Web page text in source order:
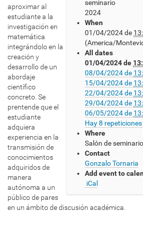
t
p
s
:
/
/
w
w
w
.
c
m
a
t
.
e
d
u
.
u
y
seminario
2024
When
01/04/2024de
(America/
All dates
01/04/2024de
08/04/2024de
15/04/2024de
22/04/2024de
29/04/2024de
06/05/2024de
Hay 8
Where
Salón de
Contact
Gonzalo Tornaria
Add event to
iCal
aproximar al
estudiante a la
investigación en
matemática
integrándolo en la
creación y
desarrollo de un
abordaje
científico
concreto. Se
prentende que el
estudiante
adquiera
experiencia en la
transmisión de
conocimientos
adquiridos de
manera
autónoma a un
público de pares
en un ámbito de discusión académica.